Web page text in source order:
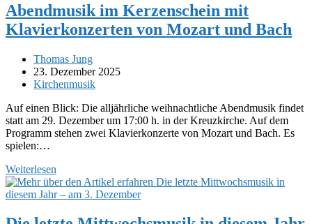
weibliche
Beethoven“
Abendmusik im Kerzenschein mit
Klavierkonzerten von Mozart und Bach
Beitrags-
Autor:
Thomas Jung
Beitrag
veröffentlicht:
23. Dezember 2025
Beitrags-
Kirchenmusik
Auf einen Blick: Die alljährliche weihnachtliche Abendmusik findet
statt am 29. Dezember um 17:00 h. in der Kreuzkirche. Auf dem
Programm stehen zwei Klavierkonzerte von Mozart und Bach. Es
spielen:…
Weiterlesen
im
Kerzenschein
Klavierkonzerten